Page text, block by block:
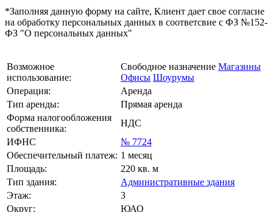
*Заполняя данную форму на сайте, Клиент дает свое согласие
на обработку персональных данных в соответсвие с ФЗ №152-
ФЗ "О персональных данных"
Возможное
использование:
Свободное назначение Магазины
Офисы Шоурумы
Операция:
Аренда
Тип аренды:
Прямая аренда
Форма налогообложения
собственника:
НДС
ИФНС
№ 7724
Обеспечительный платеж: 1 месяц
Площадь:
220 кв. м
Тип здания:
Административные здания
Этаж:
3
Округ:
ЮАО